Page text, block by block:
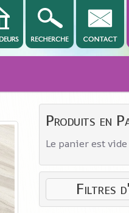
Produits en
Le panier est vide
Filtres